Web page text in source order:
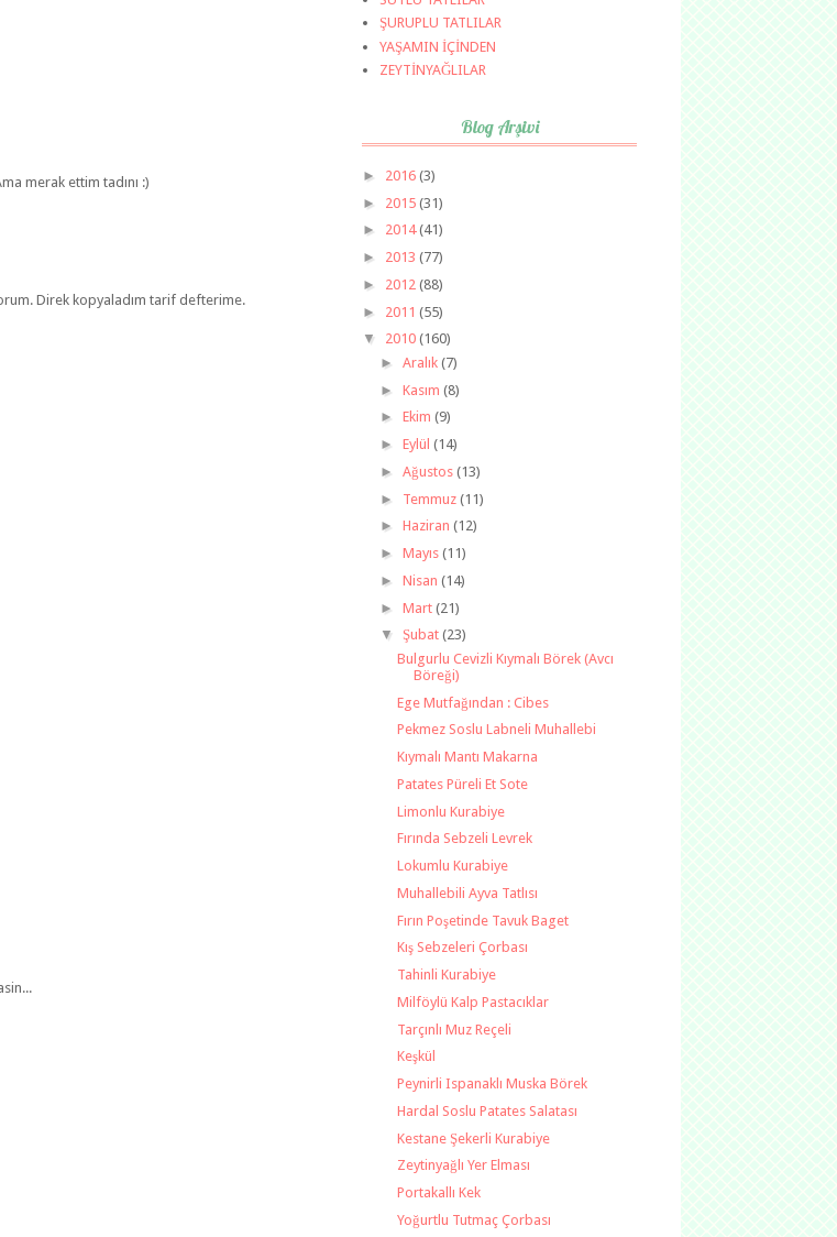
merak ettim tadını :)
Direk kopyaladım tarif defterime.
ŞURUPLU TATLILAR
YAŞAMIN İÇİNDEN
ZEYTİNYAĞLILAR
Blog Arşivi
► 2016 (3)
► 2015 (31)
► 2014(41)
► 2013 (77)
► 2012 (88)
► 2011 (55)
▼ 2010 (160)
► Aralık (7)
► Kasım (8)
► Ekim (9)
► Eylül (14)
► Ağustos (13)
► Temmuz (11)
► Haziran (12)
► Mayıs (11)
► Nisan (14)
► Mart (21)
▼ Şubat (23)
Bulgurlu Cevizli Kıymalı Börek (Avcı
Böreği)
Ege Mutfağından : Cibes
Pekmez Soslu Labneli Muhallebi
Kıymalı Mantı Makarna
Patates Püreli Et Sote
Limonlu Kurabiye
Fırında Sebzeli Levrek
Lokumlu Kurabiye
Muhallebili Ayva Tatlısı
Fırın Poşetinde Tavuk Baget
Kış Sebzeleri Çorbası
Tahinli Kurabiye
Milföylü Kalp Pastacıklar
Tarçınlı Muz Reçeli
Keşkül
Peynirli Ispanaklı Muska Börek
Hardal Soslu Patates Salatası
Kestane Şekerli Kurabiye
Zeytinyağlı Yer Elması
Portakallı Kek
Yoğurtlu Tutmaç Çorbası